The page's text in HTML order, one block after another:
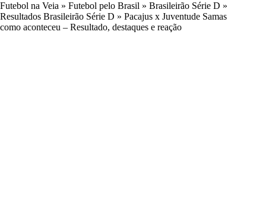
Futebol na Veia » Futebol pelo Brasil » Brasileirão Série D »
Resultados Brasileirão Série D » Pacajus x Juventude Samas
como aconteceu – Resultado, destaques e reação